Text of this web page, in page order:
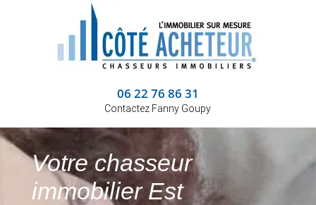
06 22 76 86 31
Contactez Fanny Goupy
Votre chasseur
immobilier Est